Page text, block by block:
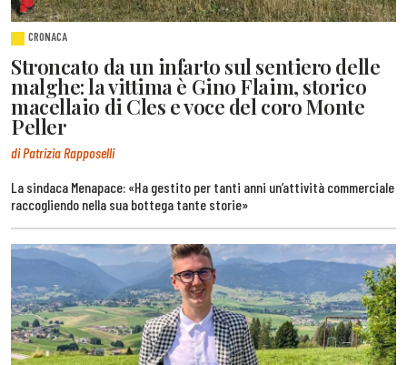
CRONACA
Stroncato da un infarto sul sentiero delle
malghe: la vittima è Gino Flaim, storico
macellaio di Cles e voce del coro Monte
Peller
di Patrizia Rapposelli
La sindaca Menapace: «Ha gestito per tanti anni un’attività commerciale
raccogliendo nella sua bottega tante storie»